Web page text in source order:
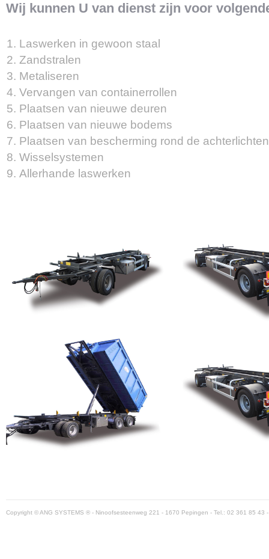
Wij kunnen U van dienst zijn voor
Laswerken in gewoon staal
Zandstralen
Metaliseren
Vervangen van containerrollen
Plaatsen van nieuwe deuren
Plaatsen van nieuwe bodems
Plaatsen van bescherming rond de achterlichten
Wisselsystemen
Allerhande laswerken
Copyright © ANG SYSTEMS ® - Ninoofsesteenweg 221 - 1670 Pepingen - Tel.: 02 361 85 43